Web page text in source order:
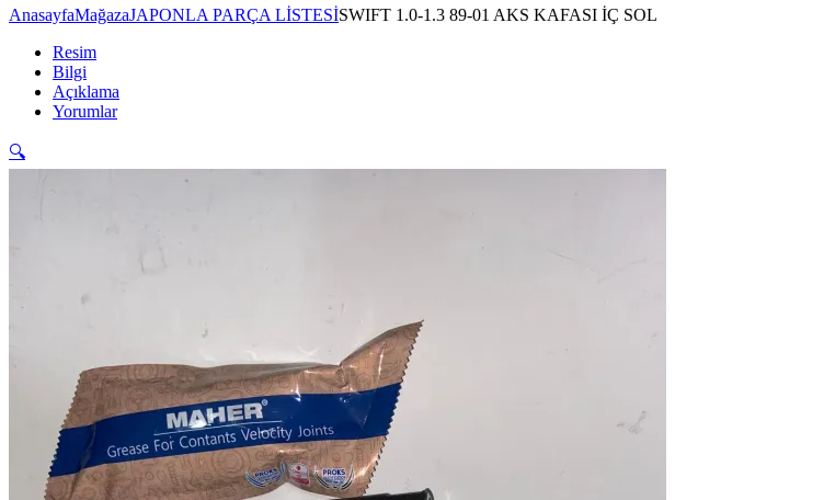
AnasayfaMağazaJAPONLA PARÇA LİSTESİSWIFT 1.0-1.3 89-01 AKS KAFASI İÇ SOL
Resim
Bilgi
Açıklama
Yorumlar
🔍